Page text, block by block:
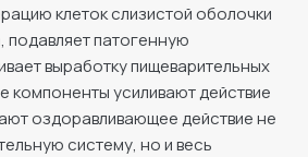
клеток слизистой оболочки
подавляет патогенную
выработку пищеварительных
компоненты усиливают действие
оздоравливающее действие не
систему, но и весь